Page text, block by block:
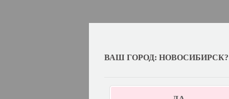
ВАШ ГОРОД: НОВОСИБИРСК?